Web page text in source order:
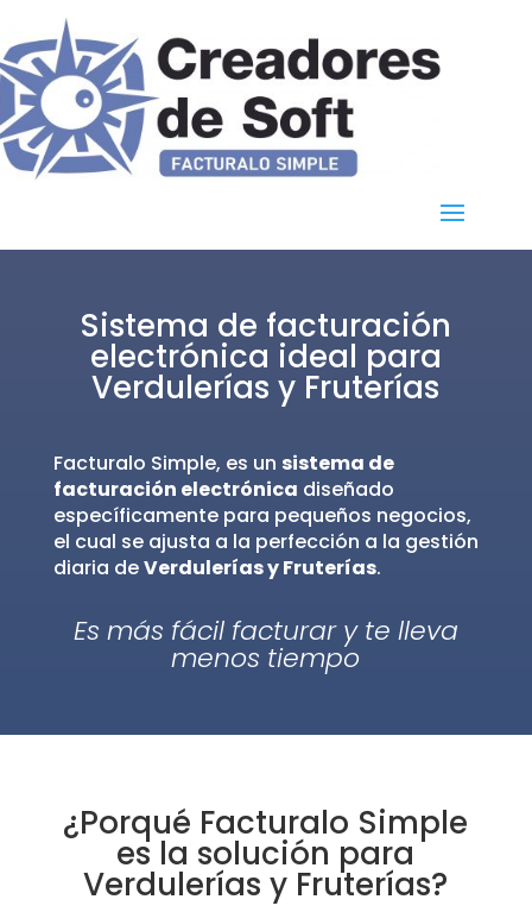
Sistema de facturación
electrónica ideal para
Verdulerías y Fruterías
Facturalo Simple, es un sistema de
facturación electrónica diseñado
específicamente para pequeños negocios,
el cual se ajusta a la perfección a la gestión
diaria deVerdulerías y Fruterías.
Es más fácil facturar y te lleva
menos tiempo
¿Porqué Facturalo Simple
es la solución para
Verdulerías y Fruterías?